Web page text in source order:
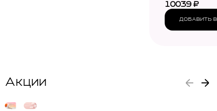
10039 ₽
ДОБАВИТЬ
Акции